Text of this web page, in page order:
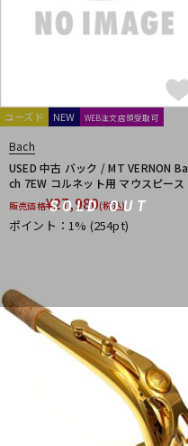
SOLD OUT
ユーズド NEW WEB注文店頭受取可
Bach
USED 中古 バック / MT VERNON Ba
ch 7EW コルネット用 マウスピース
販売価格¥27,980(税込)
ポイント：1% (254pt)